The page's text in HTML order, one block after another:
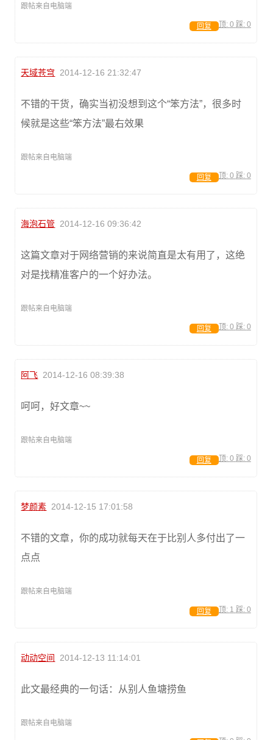
跟帖来自电脑端
顶: 0 踩: 0
回复
天域苍穹 2014-12-16 21:32:47
不错的干货，确实当初没想到这个“笨方法”，很多时
候就是这些“笨方法”最右效果
跟帖来自电脑端
顶: 0 踩: 0
回复
海泡石管 2014-12-16 09:36:42
这篇文章对于网络营销的来说简直是太有用了，这绝
对是找精准客户的一个好办法。
跟帖来自电脑端
顶: 0 踩: 0
回复
阿飞 2014-12-16 08:39:38
呵呵，好文章~~
跟帖来自电脑端
顶: 0 踩: 0
回复
梦颜素 2014-12-15 17:01:58
不错的文章，你的成功就每天在于比别人多付出了一
点点
跟帖来自电脑端
顶: 1 踩: 0
回复
动动空间 2014-12-13 11:14:01
此文最经典的一句话：从别人鱼塘捞鱼
跟帖来自电脑端